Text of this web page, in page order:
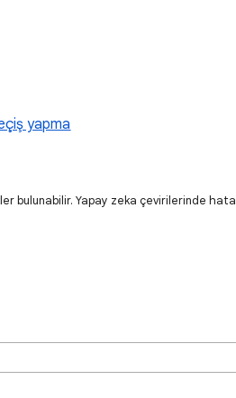
yapma
bulunabilir. Yapay zeka çevirilerinde hata